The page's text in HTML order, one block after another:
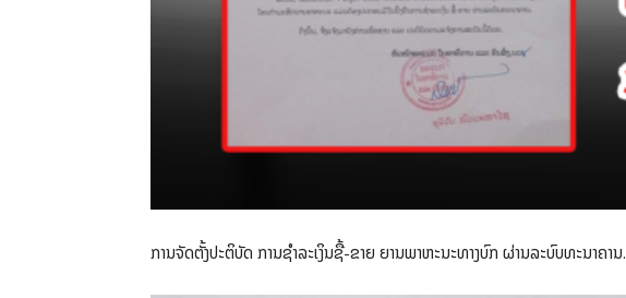
ການຈັດຕັ້ງປະຕິບັດ ການຊໍາລະເງິນຊື້-ຂາຍ ຍານພາຫະນະທາງບົກ ຜ່ານລະບົບທະນາຄານ.